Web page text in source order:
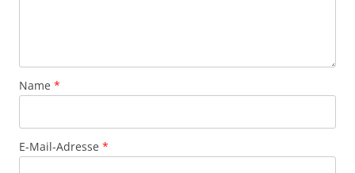
Name *
E-Mail-Adresse *